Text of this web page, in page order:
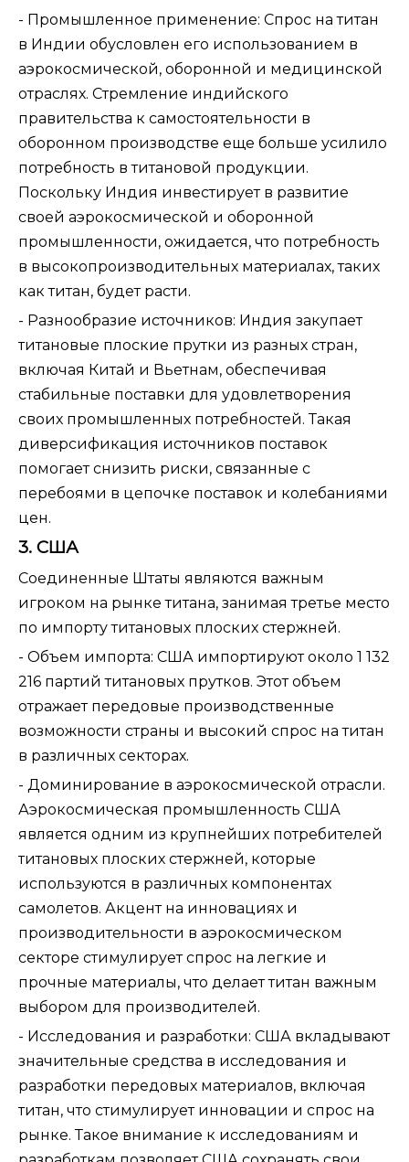
- Промышленное применение: Спрос на титан
в Индии обусловлен его использованием в
аэрокосмической, оборонной и медицинской
отраслях. Стремление индийского
правительства к самостоятельности в
оборонном производстве еще больше усилило
потребность в титановой продукции.
Поскольку Индия инвестирует в развитие
своей аэрокосмической и оборонной
промышленности, ожидается, что потребность
в высокопроизводительных материалах, таких
как титан, будет расти.
- Разнообразие источников: Индия закупает
титановые плоские прутки из разных стран,
включая Китай и Вьетнам, обеспечивая
стабильные поставки для удовлетворения
своих промышленных потребностей. Такая
диверсификация источников поставок
помогает снизить риски, связанные с
перебоями в цепочке поставок и колебаниями
цен.
3. США
Соединенные Штаты являются важным
игроком на рынке титана, занимая третье место
по импорту титановых плоских стержней.
- Объем импорта: США импортируют около 1 132
216 партий титановых прутков. Этот объем
отражает передовые производственные
возможности страны и высокий спрос на титан
в различных секторах.
- Доминирование в аэрокосмической отрасли.
Аэрокосмическая промышленность США
является одним из крупнейших потребителей
титановых плоских стержней, которые
используются в различных компонентах
самолетов. Акцент на инновациях и
производительности в аэрокосмическом
секторе стимулирует спрос на легкие и
прочные материалы, что делает титан важным
выбором для производителей.
- Исследования и разработки: США вкладывают
значительные средства в исследования и
разработки передовых материалов, включая
титан, что стимулирует инновации и спрос на
рынке. Такое внимание к исследованиям и